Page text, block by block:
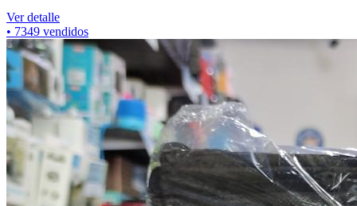
Ver detalle
• 7349 vendidos